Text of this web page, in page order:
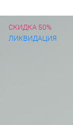
СКИДКА 50%
ЛИКВИДАЦИЯ